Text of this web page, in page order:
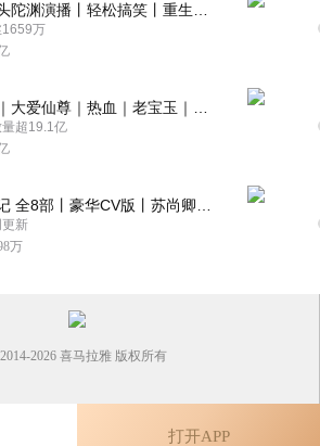
队配音
1659万
超19.1亿
新
万
打开APP
2026 喜马拉雅 版权所有